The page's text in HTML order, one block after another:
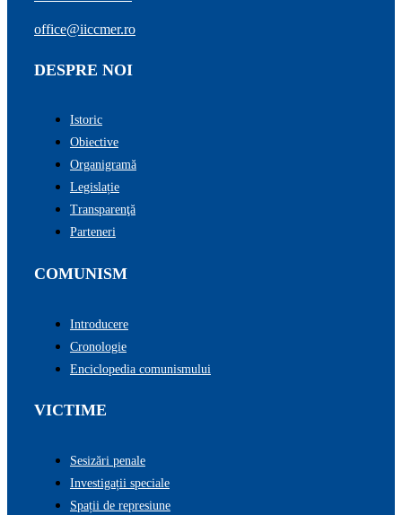
office@iiccmer.ro
DESPRE NOI
Istoric
Obiective
Organigramă
Legislație
Transparenţă
Parteneri
COMUNISM
Introducere
Cronologie
Enciclopedia comunismului
VICTIME
Sesizări penale
Investigații speciale
Spații de represiune